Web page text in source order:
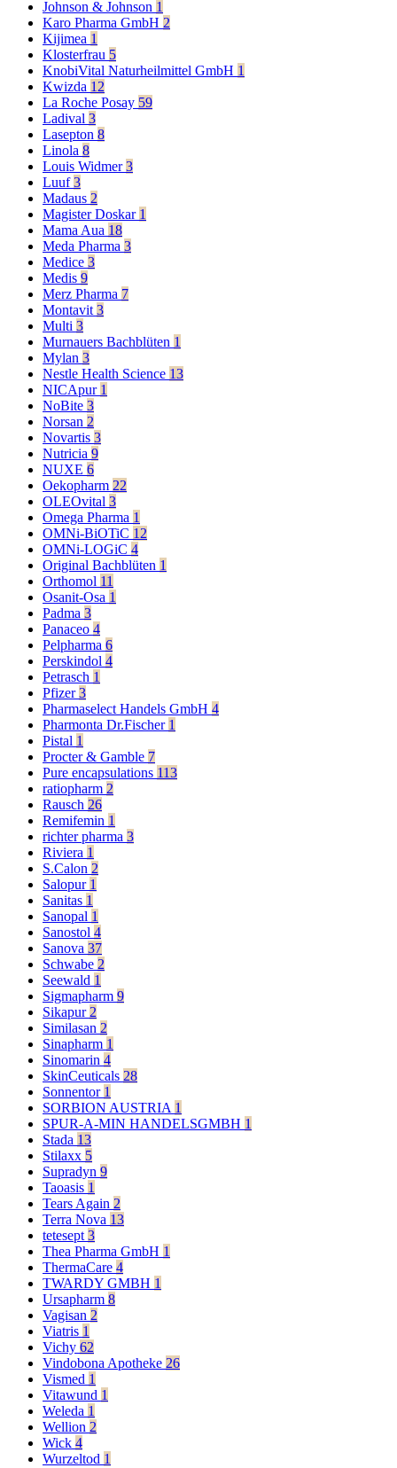
Johnson & Johnson 1
Karo Pharma GmbH 2
Kijimea 1
Klosterfrau 5
KnobiVital Naturheilmittel GmbH 1
Kwizda 12
La Roche Posay 59
Ladival 3
Lasepton 8
Linola 8
Louis Widmer3
Luuf3
Madaus 2
Magister Doskar 1
Mama Aua 18
Meda Pharma 3
Medice 3
Medis 9
Merz Pharma 7
Montavit 3
Multi 3
Murnauers Bachblüten 1
Mylan 3
Nestle Health Science 13
NICApur 1
NoBite 3
Norsan 2
Novartis 3
Nutricia 9
NUXE 6
Oekopharm 22
OLEOvital 3
Omega Pharma 1
OMNi-BiOTiC 12
OMNi-LOGiC 4
Original Bachblüten 1
Orthomol 11
Osanit-Osa 1
Padma 3
Panaceo 4
Pelpharma 6
Perskindol 4
Petrasch 1
Pfizer3
Pharmaselect Handels GmbH 4
Pharmonta Dr.Fischer 1
Pistal 1
Procter & Gamble 7
Pure encapsulations 113
ratiopharm 2
Rausch 26
Remifemin 1
richter pharma 3
Riviera 1
S.Calon 2
Salopur 1
Sanitas 1
Sanopal 1
Sanostol 4
Sanova 37
Schwabe 2
Seewald 1
Sigmapharm 9
Sikapur 2
Similasan 2
Sinapharm 1
Sinomarin 4
SkinCeuticals 28
Sonnentor 1
SORBION AUSTRIA 1
SPUR-A-MIN HANDELSGMBH 1
Stada 13
Stilaxx 5
Supradyn 9
Taoasis 1
Tears Again 2
Terra Nova 13
tetesept 3
Thea Pharma GmbH 1
ThermaCare 4
TWARDY GMBH 1
Ursapharm 8
Vagisan 2
Viatris 1
Vichy 62
Vindobona Apotheke 26
Vismed 1
Vitawund 1
Weleda 1
Wellion 2
Wick 4
Wurzeltod 1